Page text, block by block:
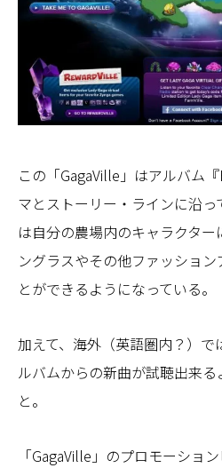
この「GagaVille」はアルバム
マとストーリー・ラインに沿
は自分の農場内のキャラクタ
ングラスやその他ファッショ
とができるようになっている。
加えて、海外（英語圏内？）で
ルバムからの新曲が試聴出来
と。
「GagaVille」のプロモーショ